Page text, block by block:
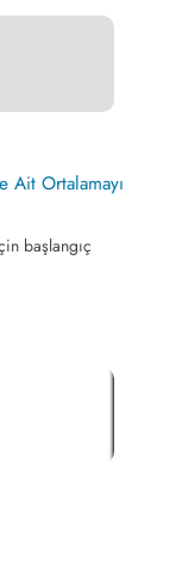
Ait Ortalamayı
başlangıç